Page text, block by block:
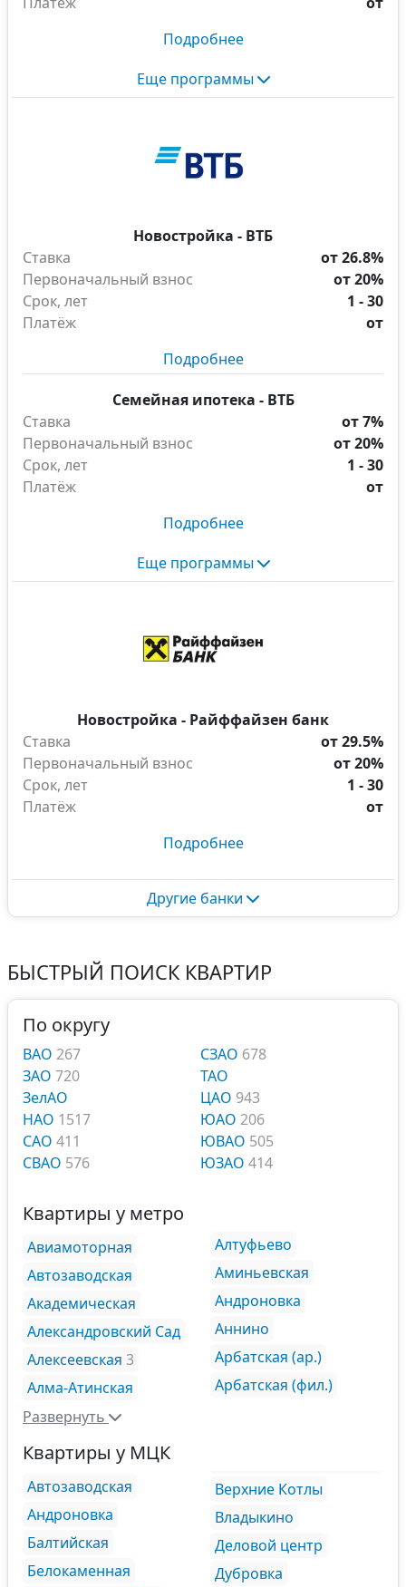
Подробнее
Еще программы
Новостройка - ВТБ
Ставка
от 26.8%
Первоначальный взнос
от 20%
Срок, лет
1 - 30
Платёж
от
Подробнее
Семейная ипотека - ВТБ
Ставка
от 7%
Первоначальный взнос
от 20%
Срок, лет
1 - 30
Платёж
от
Подробнее
Еще программы
Новостройка - Райффайзен банк
Ставка
от 29.5%
Первоначальный взнос
от 20%
Срок, лет
1 - 30
Платёж
от
Подробнее
Другие банки
БЫСТРЫЙ ПОИСК КВАРТИР
По округу
ВАО 267
ЗАО 720
ЗелАО
НАО 1517
САО 411
СВАО 576
СЗАО 678
ТАО
ЦАО 943
ЮАО 206
ЮВАО 505
ЮЗАО 414
Квартиры у метро
Авиамоторная
Автозаводская
Академическая
Александровский Сад
Алексеевская 3
Алма-Атинская
Алтуфьево
Аминьевская
Андроновка
Аннино
Арбатская (ар.)
Арбатская (фил.)
Развернуть
Квартиры у МЦК
Автозаводская
Андроновка
Балтийская
Белокаменная
Верхние Котлы
Владыкино
Деловой центр
Дубровка